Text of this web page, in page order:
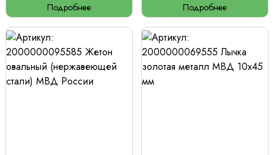
Подробнее Подробнее